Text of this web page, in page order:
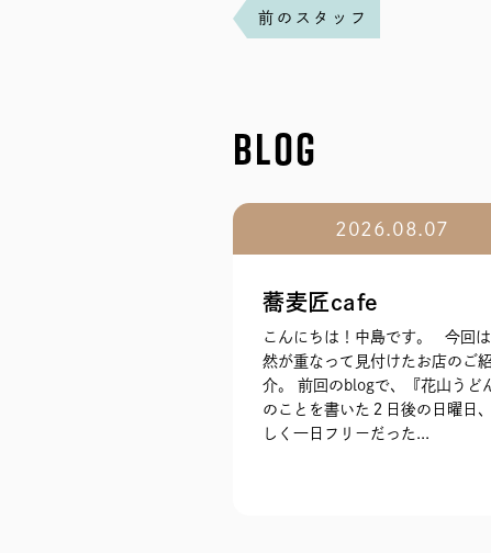
前のスタッフ
BLOG
2026.08.07
蕎麦匠cafe
こんにちは！中島です。 今回
然が重なって見付けたお店のご紹
介。 前回のblogで、『花山うど
のことを書いた２日後の日曜日
しく一日フリーだった...